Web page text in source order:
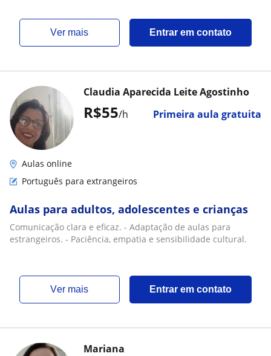
ver mais Entrar em contato
R$55/h Primeira aula gratuita
Claudia Aparecida Leite Agostinho
Aulas online
Português para extrangeiros
Aulas para adultos, adolescentes e crianças
Comunicação clara e eficaz. - Adaptação de aulas para
estrangeiros. - Paciência, empatia e sensibilidade cultural.
ver mais Entrar em contato
Mariana